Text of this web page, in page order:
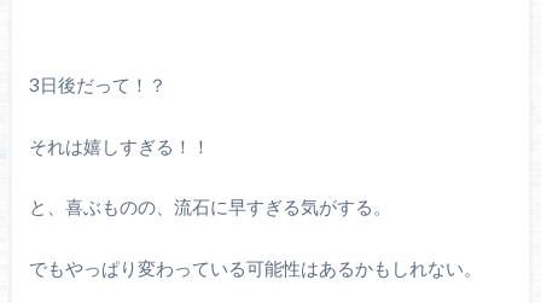
3日後だって！？
それは嬉しすぎる！！
と、喜ぶものの、流石に早すぎる気がする。
でもやっぱり変わっている可能性はあるかもしれない。